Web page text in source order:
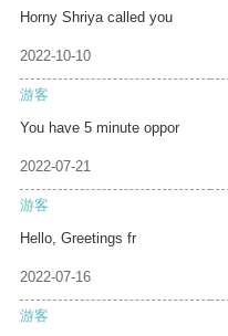
Horny Shriya called you
2022-10-10
游客
You have 5 minute oppor
2022-07-21
游客
Hello, Greetings fr
2022-07-16
游客